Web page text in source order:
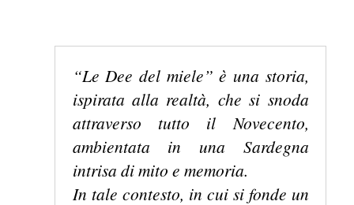
“Le Dee del miele” è una storia,
ispirata alla realtà, che si snoda
attraverso tutto il Novecento,
ambientata in una Sardegna
intrisa di mito e memoria.
In tale contesto, in cui si fonde un